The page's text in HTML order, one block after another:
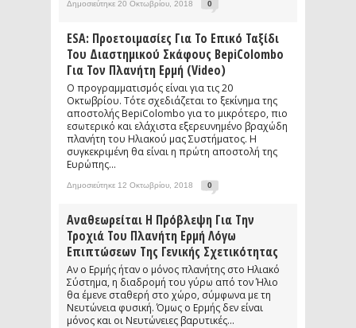
Δημοσιεύτηκε 20 Οκτωβρίου, 2018 0
ESA: Προετοιμασίες Για Το Επικό Ταξίδι
Του Διαστημικού Σκάφους BepiColombo
Για Τον Πλανήτη Ερμή (video)
Ο προγραμματισμός είναι για τις 20
Οκτωβρίου. Τότε σχεδιάζεται το ξεκίνημα της
αποστολής BepiColombo για το μικρότερο, πιο
εσωτερικό και ελάχιστα εξερευνημένο βραχώδη
πλανήτη του Ηλιακού μας Συστήματος. Η
συγκεκριμένη θα είναι η πρώτη αποστολή της
Ευρώπης...
Δημοσιεύτηκε 12 Οκτωβρίου, 2018 0
Αναθεωρείται Η Πρόβλεψη Για Την
Τροχιά Του Πλανήτη Ερμή Λόγω
Επιπτώσεων Της Γενικής Σχετικότητας
Αν ο Ερμής ήταν ο μόνος πλανήτης στο Ηλιακό
Σύστημα, η διαδρομή του γύρω από τον Ήλιο
θα έμενε σταθερή στο χώρο, σύμφωνα με τη
Νευτώνεια φυσική. Όμως ο Ερμής δεν είναι
μόνος και οι Νευτώνειες βαρυτικές...